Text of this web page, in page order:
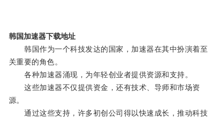
韩国加速器下载地址
韩国作为一个科技发达的国家，加速器在其中扮演着至
关重要的角色。
各种加速器涌现，为年轻创业者提供资源和支持。
这些加速器不仅提供资金，还有技术、导师和市场资
源。
通过这些支持，许多初创公司得以快速成长，推动科技